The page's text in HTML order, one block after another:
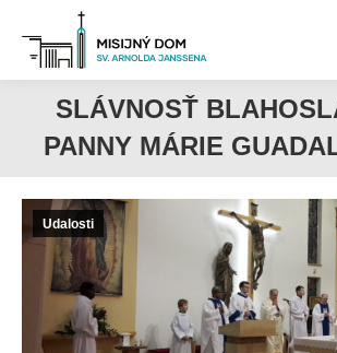
SLÁVNOSŤ
PANNY MÁRIE
Udalosti